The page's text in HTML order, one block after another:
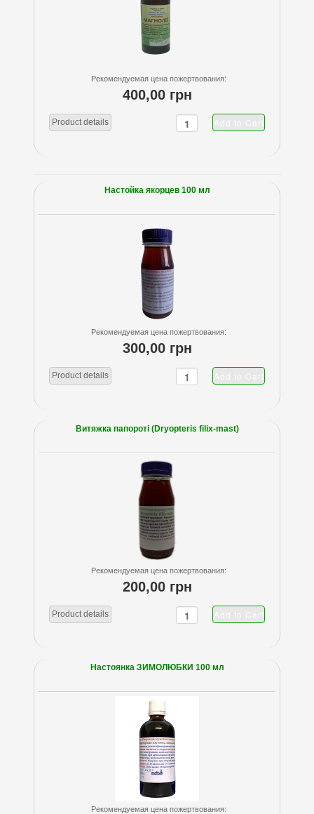
Рекомендуемая цена пожертвования:
400,00 грн
Product details
Настойка якорцев 100 мл
Рекомендуемая цена пожертвования:
300,00 грн
Product details
Витяжка папороті (Dryopteris filix-mast)
Рекомендуемая цена пожертвования:
200,00 грн
Product details
Настоянка ЗИМОЛЮБКИ 100 мл
Рекомендуемая цена пожертвования: